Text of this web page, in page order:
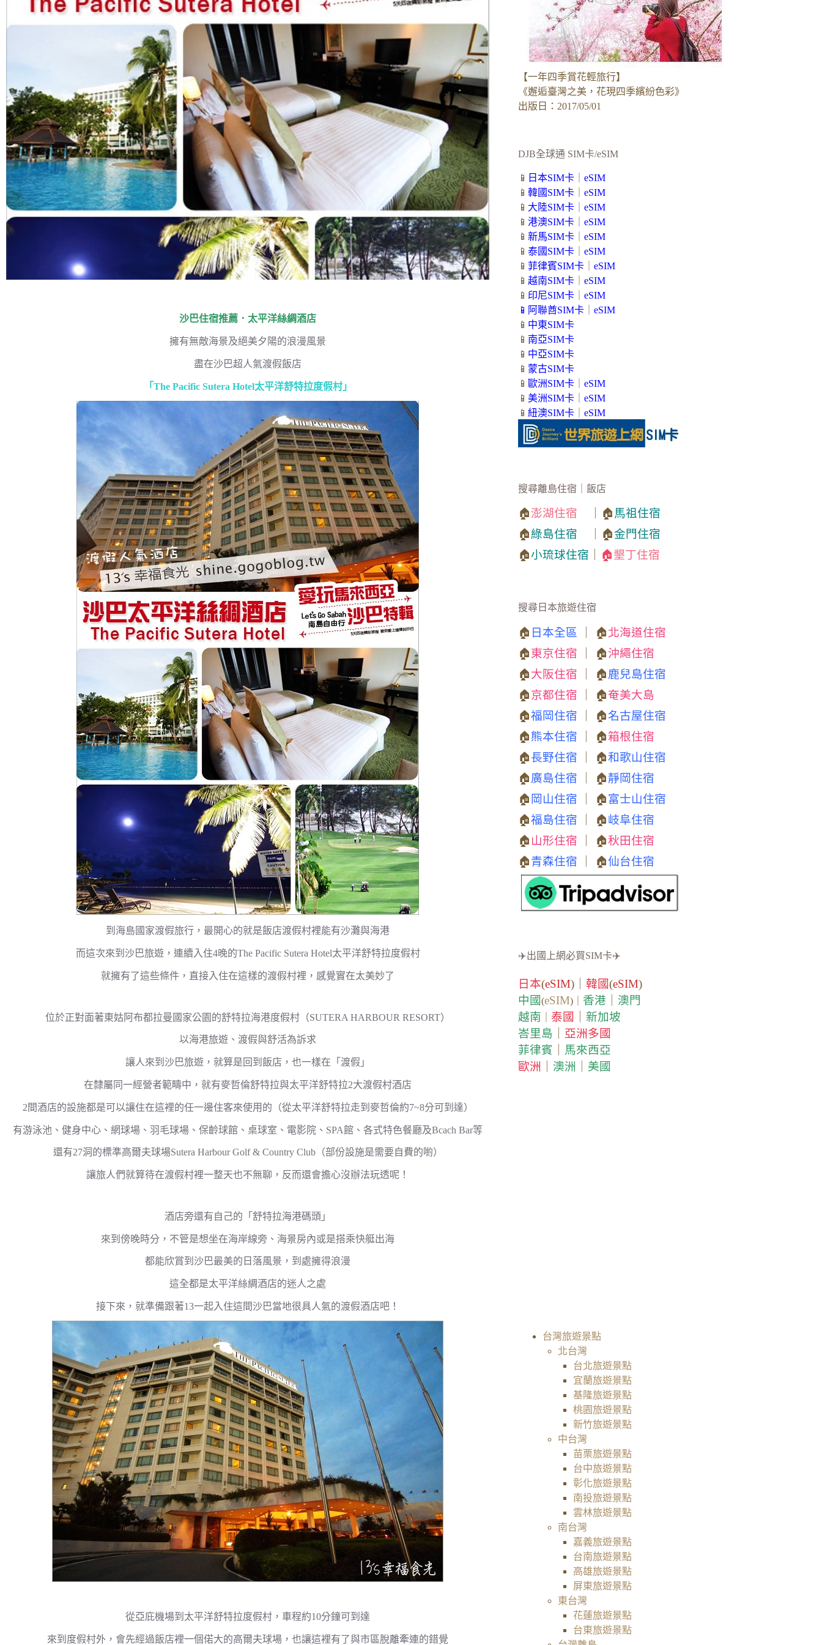
沙巴住宿推薦．太平洋絲綢酒店
擁有無敵海景及絕美夕陽的浪漫風景
盡在沙巴超人氣渡假飯店
「The Pacific Sutera Hotel太平洋舒特拉度假村」
到海島國家渡假旅行，最開心的就是飯店渡假村裡能有沙灘與海港
而這次來到沙巴旅遊，連續入住4晚的The Pacific Sutera Hotel太平洋舒特拉度假村
就擁有了這些條件，直接入住在這樣的渡假村裡，感覺實在太美妙了
位於正對面著東姑阿布都拉曼國家公園的舒特拉海港度假村（SUTERA HARBOUR RESORT）
以海港旅遊、渡假與舒活為訴求
讓人來到沙巴旅遊，就算是回到飯店，也一樣在「渡假」
在隸屬同一經營者範疇中，就有麥哲倫舒特拉與太平洋舒特拉2大渡假村酒店
2間酒店的設施都是可以讓住在這裡的任一邊住客來使用的（從太平洋舒特拉走到麥哲倫約7~8分可到達）
有游泳池、健身中心、網球場、羽毛球場、保齡球館、桌球室、電影院、SPA館、各式特色餐廳及Bcach Bar等
還有27洞的標準高爾夫球場Sutera Harbour Golf & Country Club（部份設施是需要自費的喲）
讓旅人們就算待在渡假村裡一整天也不無聊，反而還會擔心沒辦法玩透呢！
酒店旁還有自己的「舒特拉海港碼頭」
來到傍晚時分，不管是想坐在海岸線旁、海景房內或是搭乘快艇出海
都能欣賞到沙巴最美的日落風景，到處擁得浪漫
這全都是太平洋絲綢酒店的迷人之處
接下來，就準備跟著13一起入住這間沙巴當地很具人氣的渡假酒店吧！
從亞庇機場到太平洋舒特拉度假村，車程約10分鐘可到達
來到度假村外，會先經過飯店裡一個偌大的高爾夫球場，也讓這裡有了與市區脫離牽連的錯覺
【一年四季賞花輕旅行】
《邂逅臺灣之美，花現四季繽紛色彩》
出版日：2017/05/01
DJB全球通 SIM卡/eSIM
📱 日本SIM卡｜ eSIM
📱 韓國SIM卡｜ eSIM
📱 大陸SIM卡｜ eSIM
📱 港澳SIM卡｜ eSIM
📱 新馬SIM卡｜ eSIM
📱 泰國SIM卡｜ eSIM
📱 菲律賓SIM卡｜ eSIM
📱 越南SIM卡｜ eSIM
📱 印尼SIM卡｜ eSIM
📱 阿聯酋SIM卡｜ eSIM
📱 中東SIM卡
📱 南亞SIM卡
📱 中亞SIM卡
📱 蒙古SIM卡
📱 歐洲SIM卡｜ eSIM
📱 美洲SIM卡｜ eSIM
📱 紐澳SIM卡｜ eSIM
搜尋離島住宿｜飯店
🏠澎湖住宿 ｜🏠馬祖住宿
🏠綠島住宿 ｜🏠金門住宿
🏠小琉球住宿 🏠墾丁住宿
搜尋日本旅遊住宿
🏠 日本全區 ｜ 🏠北海道住宿
🏠東京住宿 ｜ 🏠沖繩住宿
🏠大阪住宿 ｜ 🏠鹿兒島住宿
🏠京都住宿 ｜ 🏠奄美大島
🏠福岡住宿 ｜ 🏠名古屋住宿
🏠熊本住宿 ｜ 🏠箱根住宿
🏠長野住宿 ｜ 🏠和歌山住宿
🏠廣島住宿 ｜ 🏠靜岡住宿
🏠 岡山住宿 ｜ 🏠富士山住宿
🏠福島住宿 ｜ 🏠岐阜住宿
🏠 山形住宿 ｜ 🏠秋田住宿
🏠青森住宿 ｜ 🏠仙台住宿
✈️出國上網必買SIM卡✈️
日本(eSIM)｜ 韓國(eSIM)
中國(eSIM)｜ 香港
澳門
越南
泰國
新加坡
峇里島
亞洲多國
菲律賓
馬來西亞
歐洲
澳洲 美國
台灣旅遊景點
北台灣
台北旅遊景點
宜蘭旅遊景點
基隆旅遊景點
桃園旅遊景點
新竹旅遊景點
中台灣
苗栗旅遊景點
台中旅遊景點
彰化旅遊景點
南投旅遊景點
雲林旅遊景點
南台灣
嘉義旅遊景點
台南旅遊景點
高雄旅遊景點
屏東旅遊景點
東台灣
花蓮旅遊景點
台東旅遊景點